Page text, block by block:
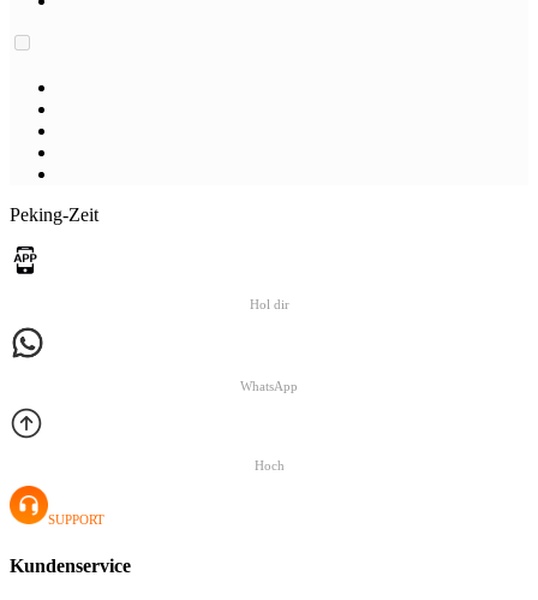
Peking-Zeit
Hol dir
WhatsApp
Hoch
SUPPORT
Kundenservice